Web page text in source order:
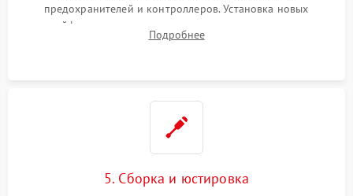
предохранителей и контроллеров. Установка новых
шлейфов, дисплея, механизма затвора или двигателя
автофокуса. Восстановление геометрии тубуса объектива
Подробнее
5. Сборка и юстировка